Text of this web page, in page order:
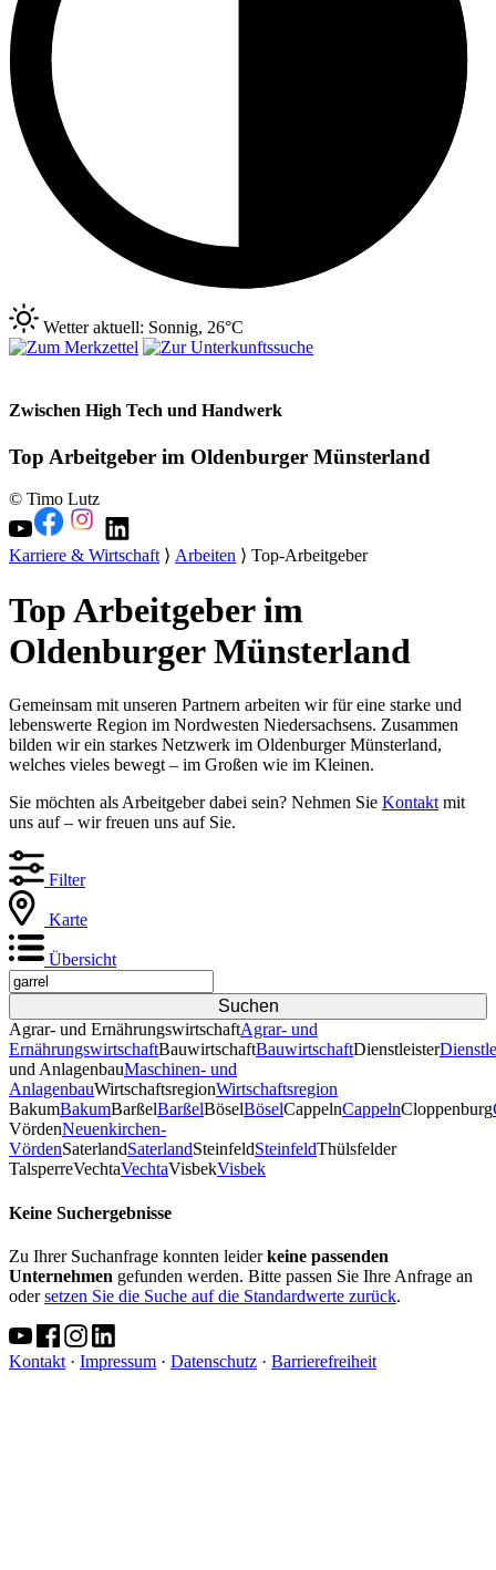
Wetter aktuell: Sonnig, 26°C
Zwischen High Tech und Handwerk
Top Arbeitgeber im Oldenburger Münsterland
© Timo Lutz
Karriere & Wirtschaft⟩ Arbeiten ⟩ Top-Arbeitgeber
Top Arbeitgeber im
Oldenburger Münsterland
Gemeinsam mit unseren Partnern arbeiten wir für eine starke und
lebenswerte Region im Nordwesten Niedersachsens. Zusammen
bilden wir ein starkes Netzwerk im Oldenburger Münsterland,
welches vieles bewegt – im Großen wie im Kleinen.
Sie möchten als Arbeitgeber dabei sein? Nehmen Sie Kontakt mit
uns auf – wir freuen uns auf Sie.
Filter
Karte
Übersicht
Agrar- und ErnährungswirtschaftAgrar- und
ErnährungswirtschaftBauwirtschaftBauwirtschaftDienstleister
und AnlagenbauMaschinen- und
AnlagenbauWirtschaftsregionWirtschaftsregion
BakumBakumBarßelBarßelBöselBöselCappelnCappelnCloppenburg
VördenNeuenkirchen-
VördenSaterlandSaterlandSteinfeldSteinfeldThülsfelder
TalsperreVechtaVechtaVisbekVisbek
Keine Suchergebnisse
Zu Ihrer Suchanfrage konnten leiderkeine passenden
Unternehmen gefunden werden. Bitte passen Sie Ihre Anfrage an
odersetzen Sie die Suche auf die Standardwerte zurück.
Kontakt · Impressum · Datenschutz · Barrierefreiheit